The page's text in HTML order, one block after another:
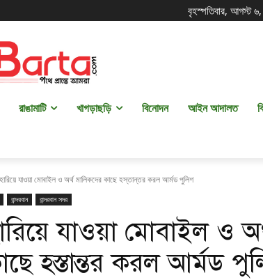
বৃহস্পতিবার, আগস্ট
রাঙামাটি খাগড়াছড়ি বিনোদন আইন আদালত
হারিয়ে যাওয়া মোবাইল ও অর্থ মালিকদের কাছে হস্তান্তর করল আর্মড পুলিশ
বান্দরবান বান্দরবান সদর
যাওয়া মোবাইল ও
হস্তান্তর করল আর্মড